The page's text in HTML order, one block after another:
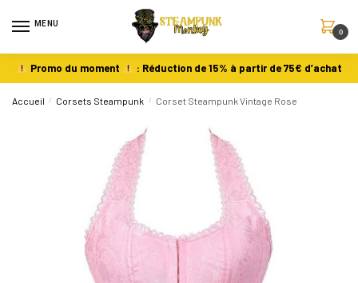
MENU
0
Promo du moment : Réduction de 15% à partir de 75€ d’achat
Accueil / Corsets Steampunk / Corset Steampunk Vintage Rose